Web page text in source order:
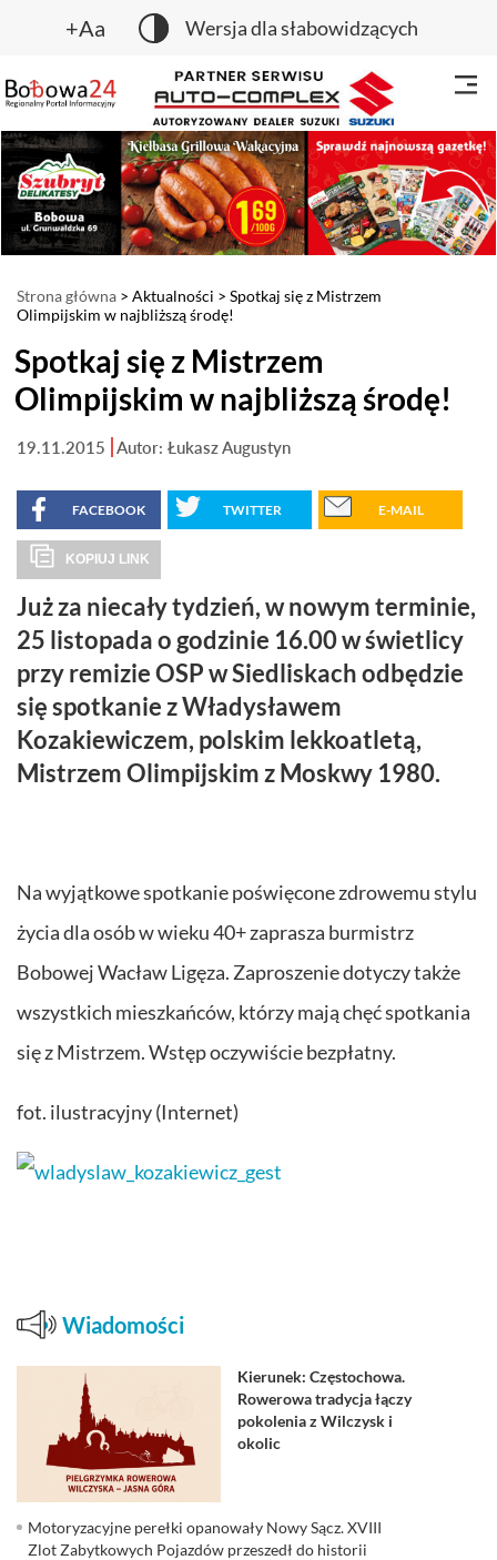
+Aa Wersja dla słabowidzących
Strona główna > Aktualności > Spotkaj się z Mistrzem
Olimpijskim w najbliższą środę!
Spotkaj się z Mistrzem
Olimpijskim w najbliższą środę!
19.11.2015 Autor: Łukasz Augustyn
FACEBOOK TWITTER E-MAIL
KOPIUJ LINK
Już za niecały tydzień, w nowym terminie,
25 listopada o godzinie 16.00 w świetlicy
przy remizie OSP w Siedliskach odbędzie
się spotkanie z Władysławem
Kozakiewiczem, polskim lekkoatletą,
Mistrzem Olimpijskim z Moskwy 1980.
Na wyjątkowe spotkanie poświęcone zdrowemu stylu
życia dla osób w wieku 40+ zaprasza burmistrz
Bobowej Wacław Ligęza. Zaproszenie dotyczy także
wszystkich mieszkańców, którzy mają chęć spotkania
się z Mistrzem. Wstęp oczywiście bezpłatny.
fot. ilustracyjny (Internet)
Wiadomości
Kierunek: Częstochowa.
Rowerowa tradycja łączy
pokolenia z Wilczysk i
okolic
Motoryzacyjne perełki opanowały Nowy Sącz. XVIII
Zlot Zabytkowych Pojazdów przeszedł do historii